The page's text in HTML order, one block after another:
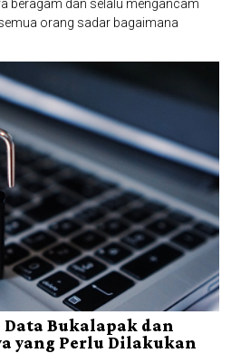
beragam dan selalu mengancam
orang sadar bagaimana
Data Bukalapak dan
yang Perlu Dilakukan